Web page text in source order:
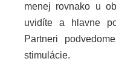
menej rovnako u
uvidíte a hlavne
Partneri
stimulácie.